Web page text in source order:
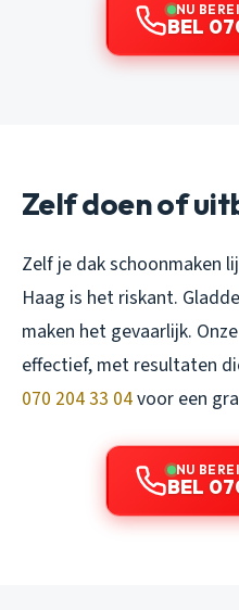
NU
BEL
Zelf doen of
Zelf je dak schoonmaken
Haag is het riskant.
maken het gevaarlijk.
effectief, met resultaten
070 204 33 04voor een
NU
BEL